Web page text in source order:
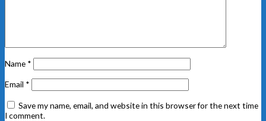
Name *
Email *
Save my name, email, and website in this browser for the next time
I comment.